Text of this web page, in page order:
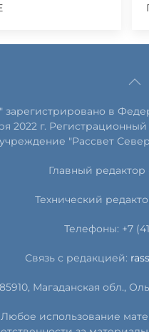
зарегистрировано в
2022 г.
учреждение "Рассвет
Главный
Технический
Телефоны: +7
Связь с редакцией:
Магаданская обл.,
использование